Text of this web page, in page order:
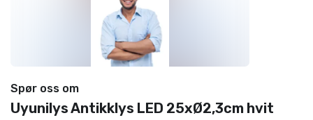
Spør oss om
Uyunilys Antikklys LED 25xØ2,3cm hvit